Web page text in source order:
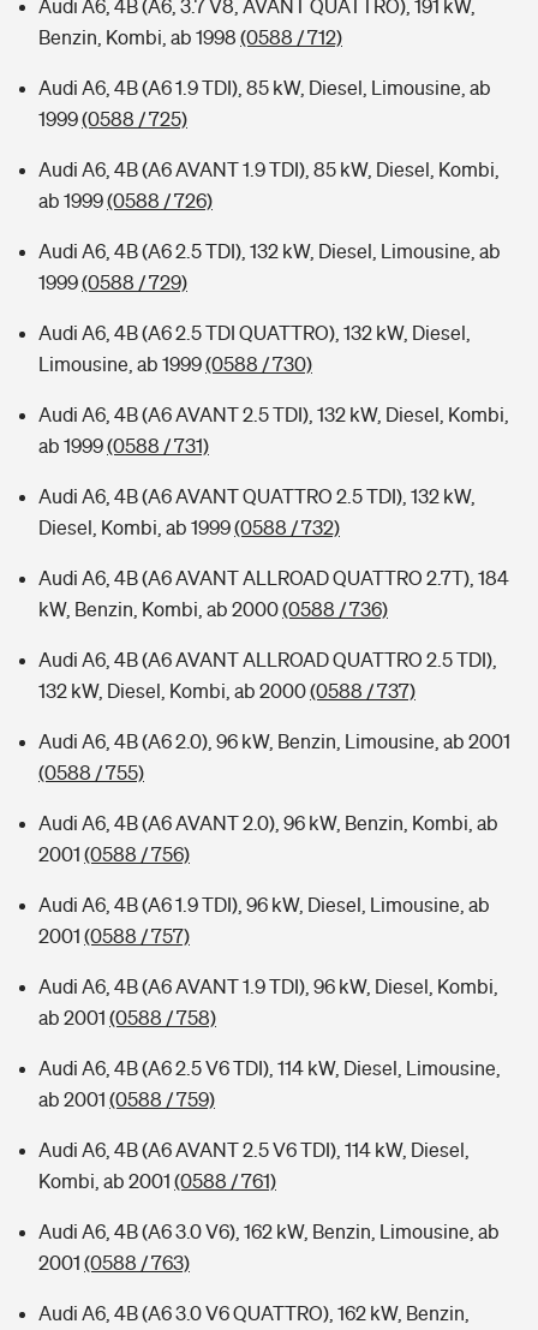
Audi A6, 4B (A6, 3.7 V8, AVANT QUATTRO), 191 kW,
Benzin, Kombi, ab 1998 (0588 / 712)
Audi A6, 4B (A6 1.9 TDI), 85 kW, Diesel, Limousine, ab
1999(0588 / 725)
Audi A6, 4B (A6 AVANT 1.9 TDI), 85 kW, Diesel, Kombi,
ab 1999(0588 / 726)
Audi A6, 4B (A6 2.5 TDI), 132 kW, Diesel, Limousine, ab
1999(0588 / 729)
Audi A6, 4B (A6 2.5 TDI QUATTRO), 132 kW, Diesel,
Limousine, ab 1999(0588 / 730)
Audi A6, 4B (A6 AVANT 2.5 TDI), 132 kW, Diesel, Kombi,
ab 1999(0588 / 731)
Audi A6, 4B (A6 AVANT QUATTRO 2.5 TDI), 132 kW,
Diesel, Kombi, ab 1999(0588 / 732)
Audi A6, 4B (A6 AVANT ALLROAD QUATTRO 2.7T), 184
kW, Benzin, Kombi, ab 2000(0588 / 736)
Audi A6, 4B (A6 AVANT ALLROAD QUATTRO 2.5 TDI),
132 kW, Diesel, Kombi, ab 2000(0588 / 737)
Audi A6, 4B (A6 2.0), 96 kW, Benzin, Limousine, ab 2001
(0588 / 755)
Audi A6, 4B (A6 AVANT 2.0), 96 kW, Benzin, Kombi, ab
2001 (0588 / 756)
Audi A6, 4B (A6 1.9 TDI), 96 kW, Diesel, Limousine, ab
2001 (0588 / 757)
Audi A6, 4B (A6 AVANT 1.9 TDI), 96 kW, Diesel, Kombi,
ab 2001 (0588 / 758)
Audi A6, 4B (A6 2.5 V6 TDI), 114 kW, Diesel, Limousine,
ab 2001 (0588 / 759)
Audi A6, 4B (A6 AVANT 2.5 V6 TDI), 114 kW, Diesel,
Kombi, ab 2001 (0588 / 761)
Audi A6, 4B (A6 3.0 V6), 162 kW, Benzin, Limousine, ab
2001 (0588 / 763)
Audi A6, 4B (A6 3.0 V6 QUATTRO), 162 kW, Benzin,